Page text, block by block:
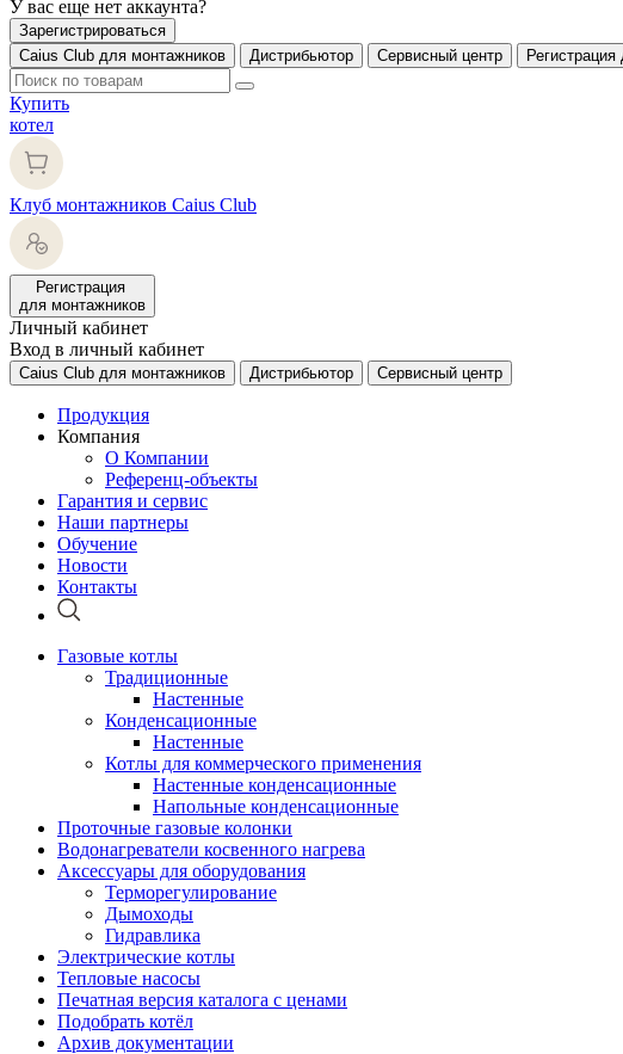
У вас еще нет аккаунта?
Зарегистрироваться
Caius Club для монтажников
Дистрибьютор Сервисный центр
Купить
котел
Клуб монтажников Caius Club
Регистрация
для монтажников
Личный кабинет
Вход в личный кабинет
Caius Club для монтажников Дистрибьютор Сервисный центр
Продукция
Компания
О Компании
Референц-объекты
Гарантия и сервис
Наши партнеры
Обучение
Новости
Контакты
Газовые котлы
Традиционные
Настенные
Конденсационные
Настенные
Котлы для коммерческого применения
Настенные конденсационные
Напольные конденсационные
Проточные газовые колонки
Водонагреватели косвенного нагрева
Аксессуары для оборудования
Терморегулирование
Дымоходы
Гидравлика
Электрические котлы
Тепловые насосы
Печатная версия каталога с ценами
Подобрать котёл
Архив документации